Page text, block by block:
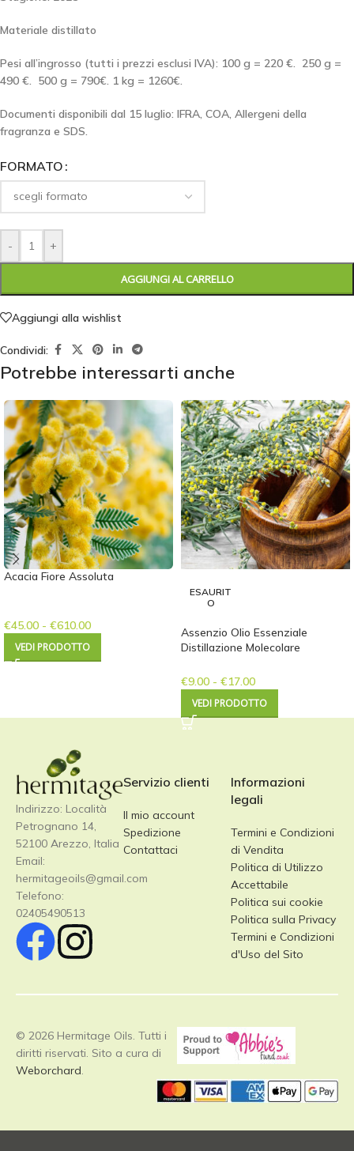
Materiale distillato
Pesi all’ingrosso (tutti i prezzi esclusi IVA): 100 g = 220 €. 250 g =
490 €. 500 g = 790€. 1 kg = 1260€.
Documenti disponibili dal 15 luglio: IFRA, COA, Allergeni della
fragranza e SDS.
FORMATO
- +
AGGIUNGI AL CARRELLO
Aggiungi alla wishlist
Condividi:
Potrebbe interessarti anche
Acacia Fiore Assoluta
€45.00 - €610.00
VEDI PRODOTTO
ESAURIT
O
Assenzio Olio Essenziale
Distillazione Molecolare
€9.00 - €17.00
VEDI PRODOTTO
Indirizzo: Località
Petrognano 14,
52100 Arezzo, Italia
Email:
hermitageoils@gmail.com
Telefono:
02405490513
Servizio clienti
Il mio account
Spedizione
Contattaci
Informazioni
legali
Termini e Condizioni
di Vendita
Politica di Utilizzo
Accettabile
Politica sui cookie
Politica sulla Privacy
Termini e Condizioni
d'Uso del Sito
© 2026 Hermitage Oils. Tutti i
diritti riservati. Sito a cura di
Weborchard.